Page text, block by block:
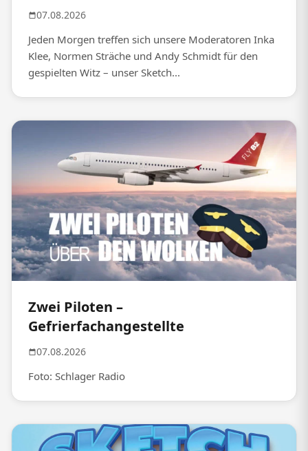
07.08.2026
Jeden Morgen treffen sich unsere Moderatoren Inka
Klee, Normen Sträche und Andy Schmidt für den
gespielten Witz – unser Sketch...
Zwei Piloten –
Gefrierfachangestellte
07.08.2026
Foto: Schlager Radio